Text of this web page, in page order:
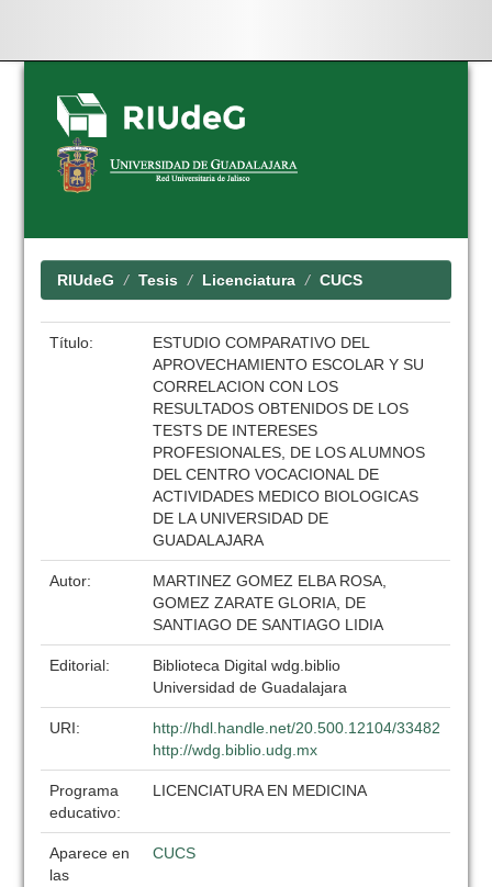
Skip
navigation
RIUdeG Tesis Licenciatura CUCS
Título:
ESTUDIO COMPARATIVO DEL
APROVECHAMIENTO ESCOLAR Y SU
CORRELACION CON LOS
RESULTADOS OBTENIDOS DE LOS
TESTS DE INTERESES
PROFESIONALES, DE LOS ALUMNOS
DEL CENTRO VOCACIONAL DE
ACTIVIDADES MEDICO BIOLOGICAS
DE LA UNIVERSIDAD DE
GUADALAJARA
Autor:
MARTINEZ GOMEZ ELBA ROSA,
GOMEZ ZARATE GLORIA, DE
SANTIAGO DE SANTIAGO LIDIA
Editorial:
Biblioteca Digital wdg.biblio
Universidad de Guadalajara
URI:
http://hdl.handle.net/20.500.12104/33482
http://wdg.biblio.udg.mx
Programa
educativo:
LICENCIATURA EN MEDICINA
Aparece en
las
CUCS